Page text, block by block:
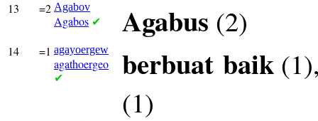
13 =2 Agabov
Agabos ✔ Agabus (2)
14 =1 agayoergew
agathoergeo
✔ berbuat baik
(1)